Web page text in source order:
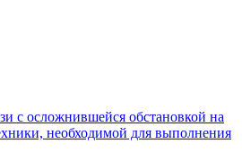
с осложнившейся обстановкой на
необходимой для выполнения